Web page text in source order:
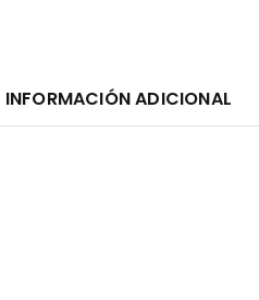
INFORMACIÓN ADICIONAL